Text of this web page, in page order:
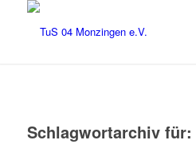
Schlagwortarchiv für: